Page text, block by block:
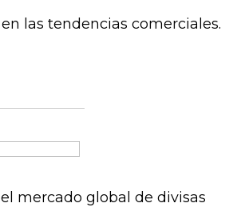
las tendencias comerciales.
mercado global de divisas